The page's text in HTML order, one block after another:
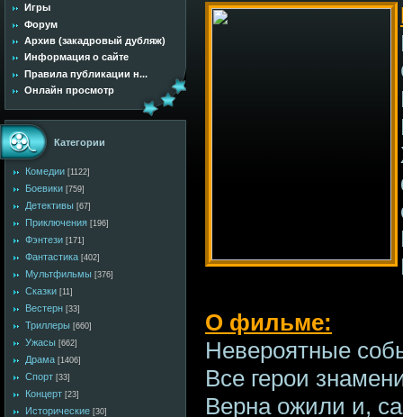
Игры
Форум
Архив (закадровый дубляж)
Информация о сайте
Правила публикации н...
Онлайн просмотр
Категории
Комедии [1122]
Боевики [759]
Детективы [67]
Приключения [196]
Фэнтези [171]
Фантастика [402]
Мультфильмы [376]
Сказки [11]
Вестерн [33]
Триллеры [660]
Ужасы [662]
Драма [1406]
Спорт [33]
Концерт [23]
Исторические [30]
О фильме:
Невероятные
Все герои
Верна ожили и,